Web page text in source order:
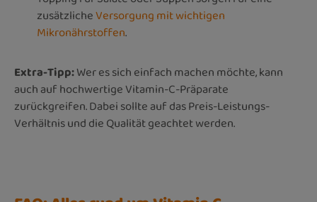
zusätzlicheVersorgung mit wichtigen
Mikronährstoffen.
Extra-Tipp:Wer es sich einfach machen möchte, kann
auch auf hochwertige Vitamin-C-Präparate
zurückgreifen. Dabei sollte auf das Preis-Leistungs-
Verhältnis und die Qualität geachtet werden.